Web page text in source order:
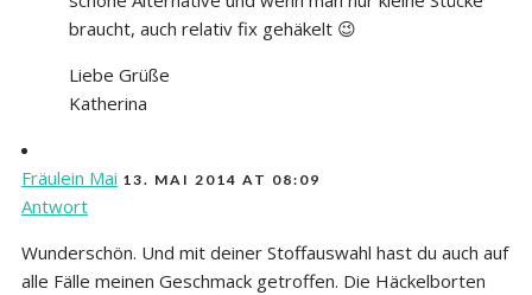
braucht, auch relativ fix gehäkelt 😉
Liebe Grüße
Katherina
Fräulein Mai 13. MAI 2014 AT 08:09
Antwort
Wunderschön. Und mit deiner Stoffauswahl hast du auch auf
alle Fälle meinen Geschmack getroffen. Die Häckelborten